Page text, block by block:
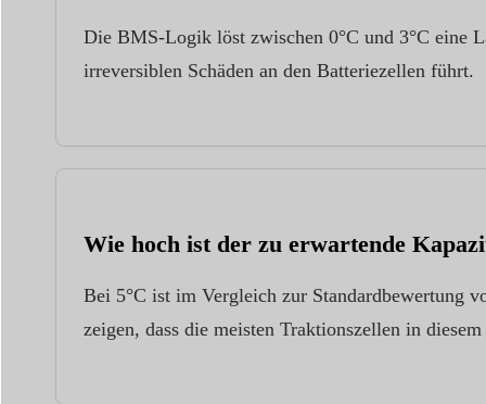
Die BMS-Logik löst zwischen 0°C und 3°C eine
irreversiblen Schäden an den Batteriezellen führt.
Wie hoch ist der zu erwartende
Bei 5°C ist im Vergleich zur Standardbewertung
zeigen, dass die meisten Traktionszellen in